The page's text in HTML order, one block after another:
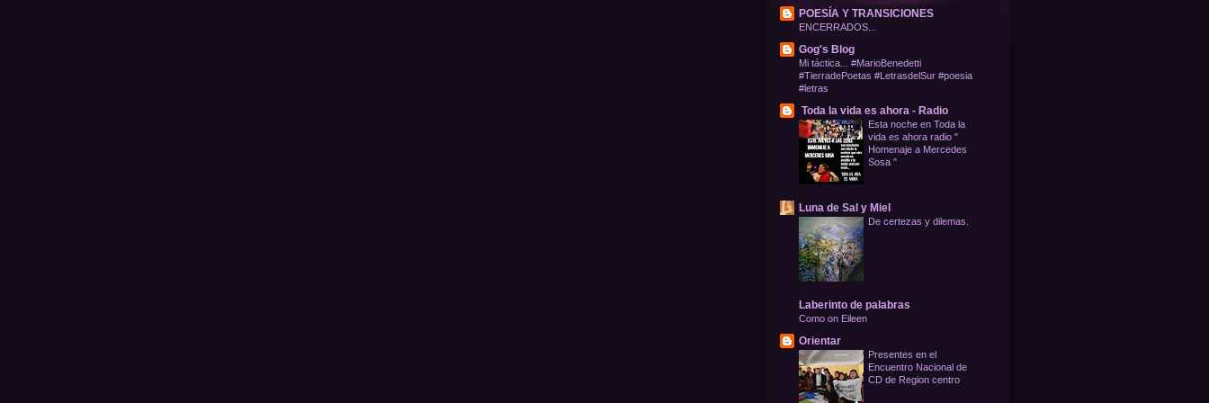
POESÍA Y TRANSICIONES
ENCERRADOS...
Gog's Blog
Mi táctica... #MarioBenedetti
#TierradePoetas #LetrasdelSur #poesia
#letras
Toda la vida es ahora - Radio
Esta noche en Toda la
vida es ahora radio "
Homenaje a Mercedes
Sosa "
Luna de Sal y Miel
De certezas y dilemas.
Laberinto de palabras
Como on Eileen
Orientar
Presentes en el
Encuentro Nacional de
CD de Region centro